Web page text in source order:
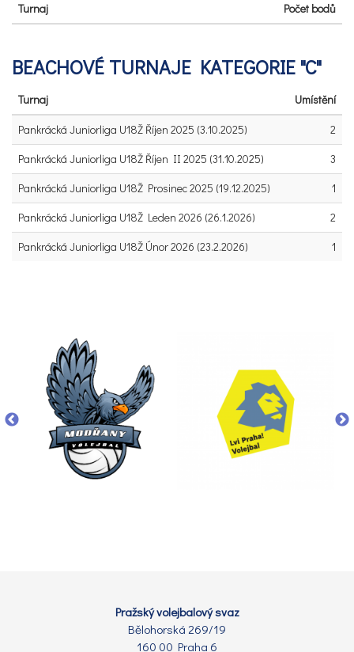
Turnaj Počet bodů
BEACHOVÉ TURNAJE KATEGORIE "C"
Turnaj
Umístění
Pankrácká Juniorliga U18Ž Říjen 2025 (3.10.2025)
2
Pankrácká Juniorliga U18Ž Říjen II 2025 (31.10.2025)
3
Pankrácká Juniorliga U18Ž Prosinec 2025 (19.12.2025)
1
Pankrácká Juniorliga U18Ž Leden 2026 (26.1.2026)
2
Pankrácká Juniorliga U18Ž Únor 2026 (23.2.2026)
1
Pražský volejbalový svaz
Bělohorská 269/19
160 00 Praha 6